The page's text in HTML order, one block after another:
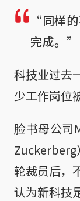
“同样
完成。”
科技业过去
少工作岗位
脸书母公司
Zuckerberg
轮裁员后，
认为新科技